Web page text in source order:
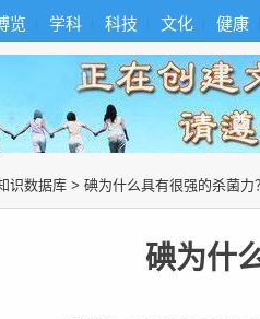
览 学科 科技 文化 健康
识数据库 > 碘为什么具有很强的杀菌力？
碘为什